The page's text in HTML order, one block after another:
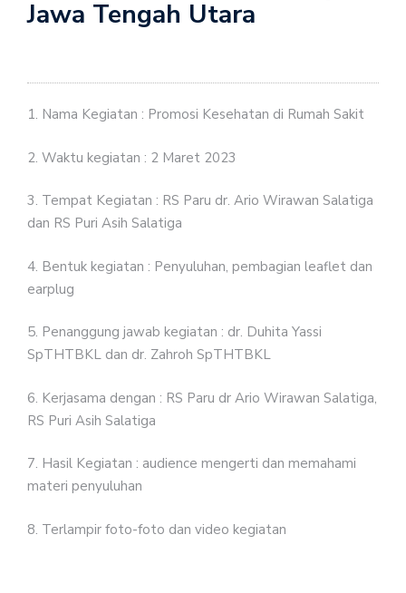
Jawa Tengah Utara
1. Nama Kegiatan : Promosi Kesehatan di Rumah Sakit
2. Waktu kegiatan : 2 Maret 2023
3. Tempat Kegiatan : RS Paru dr. Ario Wirawan Salatiga
dan RS Puri Asih Salatiga
4. Bentuk kegiatan : Penyuluhan, pembagian leaflet dan
earplug
5. Penanggung jawab kegiatan : dr. Duhita Yassi
SpTHTBKL dan dr. Zahroh SpTHTBKL
6. Kerjasama dengan : RS Paru dr Ario Wirawan Salatiga,
RS Puri Asih Salatiga
7. Hasil Kegiatan : audience mengerti dan memahami
materi penyuluhan
8. Terlampir foto-foto dan video kegiatan